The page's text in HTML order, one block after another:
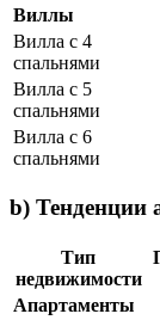
Виллы
Вилла с 4
спальнями
Вилла с 5
спальнями
Вилла с 6
спальнями
b) Тенденции
Тип
недвижимости
Апартаменты